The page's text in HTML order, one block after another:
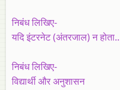
निबंध लिखिए-
यदि इंटरनेट (अंतरजाल) न
निबंध लिखिए-
विद्यार्थी और अनुशासन